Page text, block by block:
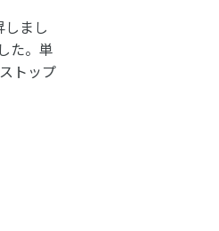
まし
た。単
トップ